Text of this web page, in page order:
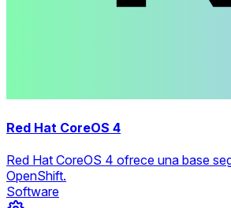
Red Hat CoreOS 4
Red Hat CoreOS 4 ofrece una base
OpenShift.
Software